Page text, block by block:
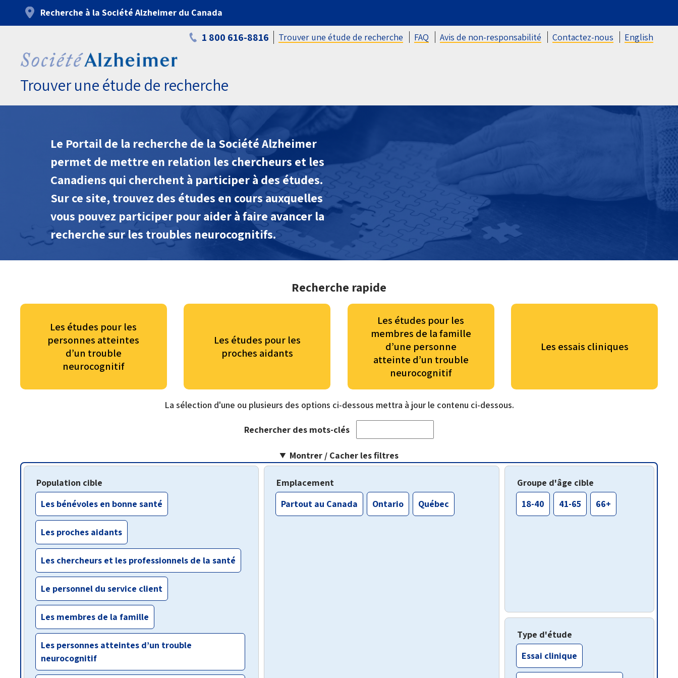
Recherche à la Société Alzheimer du Canada
1 800 616-8816 Trouver une étude de recherche FAQ Avis de non-responsabilité Contactez-nous English
Trouver une étude de recherche
Le Portail de la recherche de la Société Alzheimer
permet de mettre en relation les chercheurs et les
Canadiens qui cherchent à participer à des études.
Sur ce site, trouvez des études en cours auxquelles
vous pouvez participer pour aider à faire avancer la
recherche sur les troubles neurocognitifs.
Recherche rapide
Les études pour les
personnes atteintes
d’un trouble
neurocognitif
Les études pour les
proches aidants
Les études pour les
membres de la famille
d’une personne
atteinte d’un trouble
neurocognitif
Les essais cliniques
La sélection d'une ou plusieurs des options ci-dessous mettra à jour le contenu ci-dessous.
Rechercher des mots-clés
Montrer / Cacher les filtres
Groupe d'âge cible
18-40
41-65 66+
Type d'étude
Essai clinique
Emplacement
Partout au Canada
Ontario Québec
Population cible
Les bénévoles en bonne santé
Les proches aidants
Les chercheurs et les professionnels de la santé
Le personnel du service client
Les membres de la famille
Les personnes atteintes d’un trouble
neurocognitif